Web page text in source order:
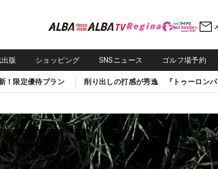
版 ショッピング SNSニュース ゴルフ場予約
！限定優待プラン 削り出しの打感が秀逸 『トゥーロンパ